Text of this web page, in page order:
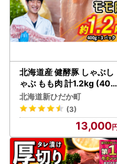
北海道産 健酵豚 しゃぶし
ゃぶ もも肉 計1.2kg (400
g×3パック)
北海道新ひだか町
(3)
13,000